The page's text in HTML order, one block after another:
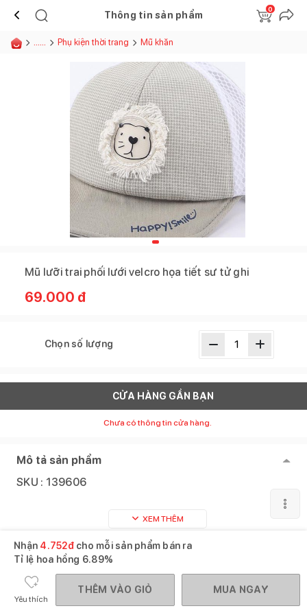
Thông tin sản phẩm
0
...... Phụ kiện thời trang Mũ khăn
Mũ lưỡi trai phối lưới velcro họa tiết sư tử ghi
69.000 đ
Chọn số lượng
CỬA HÀNG GẦN BẠN
Chưa có thông tin cửa hàng.
Mô tả sản phẩm
SKU : 139606
XEM THÊM
Sản phẩm tương tự
Nhận 4.752đcho mỗi sản phẩm bán ra
Tỉ lệ hoa hồng 6.89%
Yêu thích
THÊM VÀO GIỎ MUA NGAY